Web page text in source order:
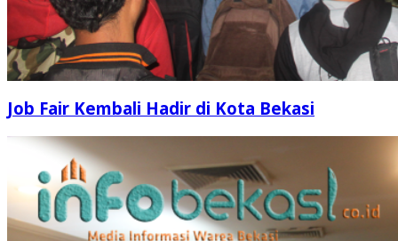
Job Fair Kembali Hadir di Kota Bekasi